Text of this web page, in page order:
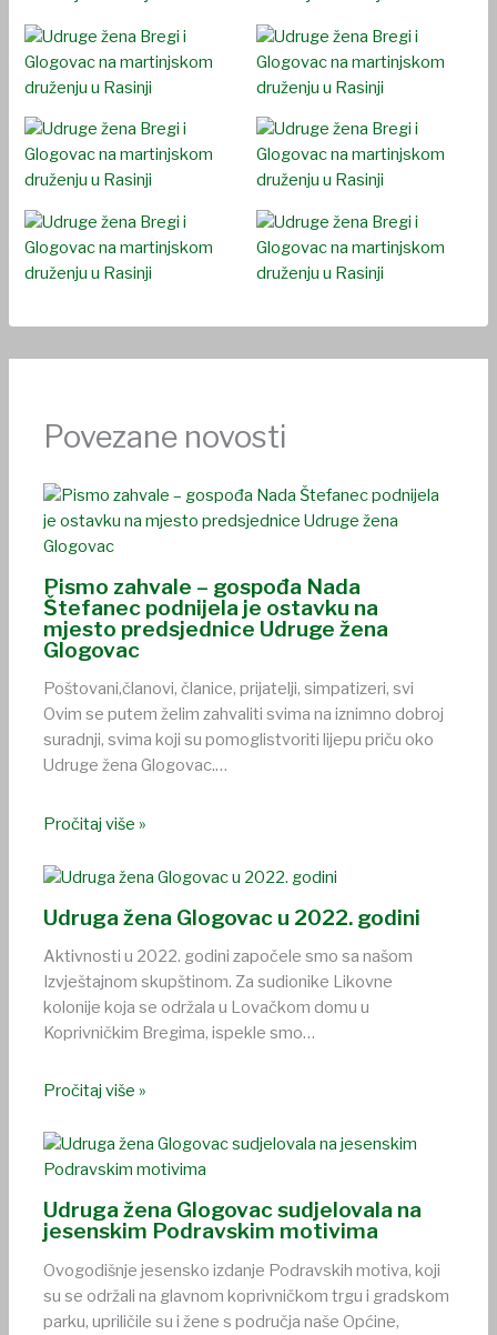
Povezane novosti
Pismo zahvale – gospođa Nada
Štefanec podnijela je ostavku na
mjesto predsjednice Udruge žena
Glogovac
Poštovani,članovi, članice, prijatelji, simpatizeri, svi
Ovim se putem želim zahvaliti svima na iznimno dobroj
suradnji, svima koji su pomoglistvoriti lijepu priču oko
Udruge žena Glogovac.…
Pročitaj više »
Udruga žena Glogovac u 2022. godini
Aktivnosti u 2022. godini započele smo sa našom
Izvještajnom skupštinom. Za sudionike Likovne
kolonije koja se održala u Lovačkom domu u
Koprivničkim Bregima, ispekle smo…
Pročitaj više »
Udruga žena Glogovac sudjelovala na
jesenskim Podravskim motivima
Ovogodišnje jesensko izdanje Podravskih motiva, koji
su se održali na glavnom koprivničkom trgu i gradskom
parku, upriličile su i žene s područja naše Općine,